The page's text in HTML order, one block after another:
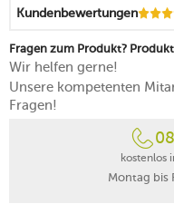
spülmaschinenfest
mikrowellengeeignet
Kundenbewertungen
Fragen zum Produkt?
Wir helfen gerne!
Unsere kompetenten
Fragen!
kostenlos
Montag bis